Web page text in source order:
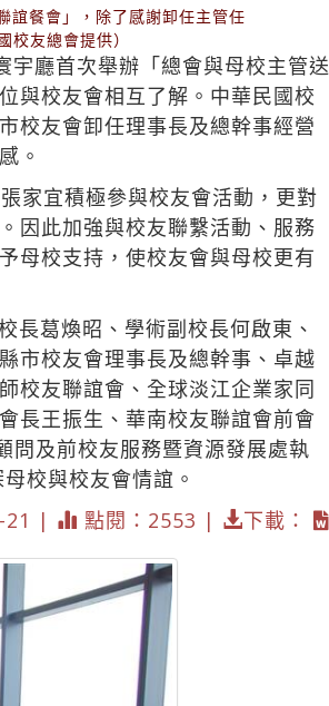
誼餐會」，除了感謝卸任主管任
友總會提供）
宇廳首次舉辦「總會與母校主管送
與校友會相互了解。中華民國校
校友會卸任理事長及總幹事經營
。
家宜積極參與校友會活動，更對
因此加強與校友聯繫活動、服務
母校支持，使校友會與母校更有
長葛煥昭、學術副校長何啟東、
市校友會理事長及總幹事、卓越
校友聯誼會、全球淡江企業家同
長王振生、華南校友聯誼會前會
問及前校友服務暨資源發展處執
校與校友會情誼。
21 | 點閱：2553 | 下載：